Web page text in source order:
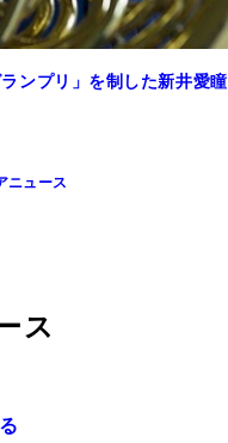
ンプリ」を制した新井愛瞳
ニュース
ス